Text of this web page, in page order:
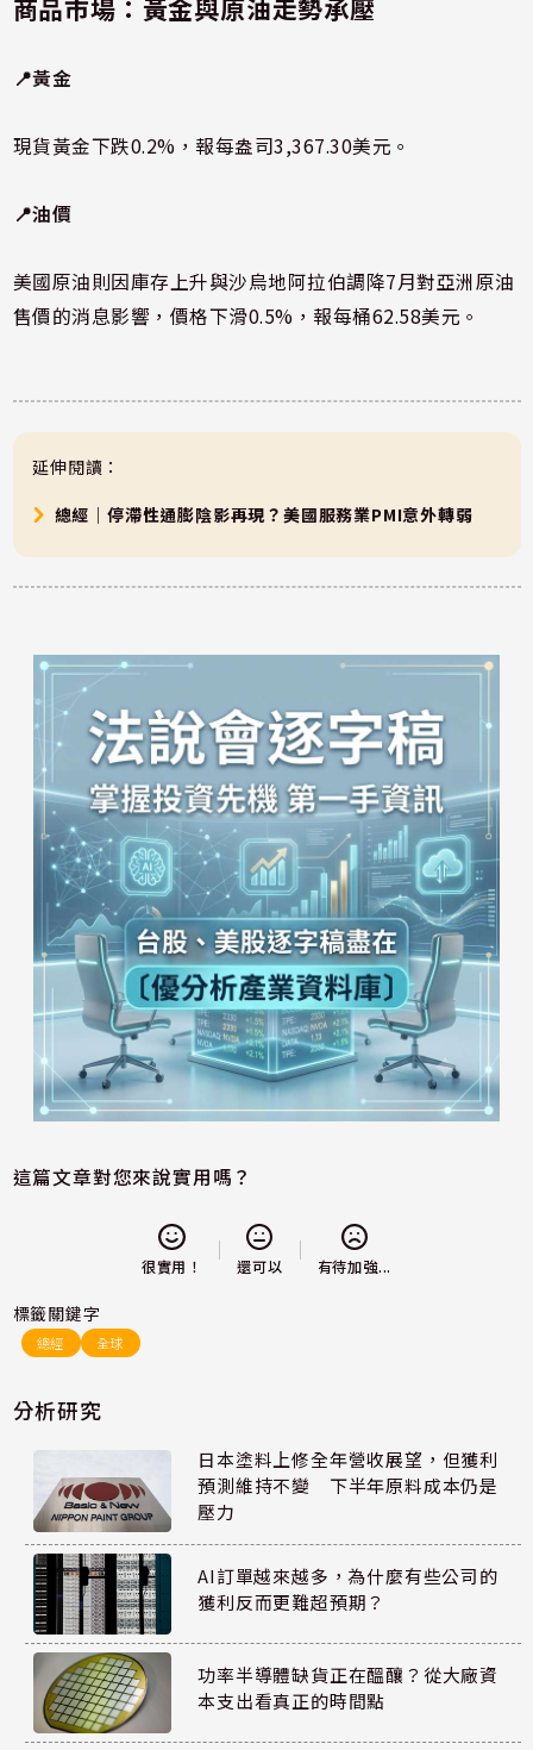
商品市場：黃金與原油走勢承壓
📍黃金
現貨黃金下跌0.2%，報每盎司3,367.30美元。
📍油價
美國原油則因庫存上升與沙烏地阿拉伯調降7月對亞洲原油
售價的消息影響，價格下滑0.5%，報每桶62.58美元。
延伸閱讀：
總經｜停滯性通膨陰影再現？美國服務業PMI意外轉弱
這篇文章對您來說實用嗎？
很實用！ 還可以 有待加強...
標籤關鍵字
總經 全球
分析研究
日本塗料上修全年營收展望，但獲利
預測維持不變 下半年原料成本仍是
壓力
AI訂單越來越多，為什麼有些公司的
獲利反而更難超預期？
功率半導體缺貨正在醞釀？從大廠資
本支出看真正的時間點